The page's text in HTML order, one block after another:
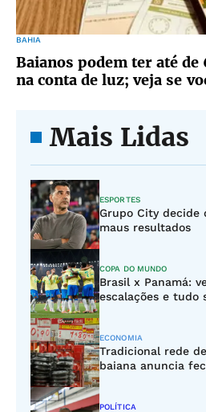
BAHIA
Baianos podem ter até de
na conta de luz; veja se
Mais Lidas
ESPORTES
Grupo City decide
maus resultados
COPA DO MUNDO
Brasil x Panamá:
escalações e tudo
ECONOMIA
Tradicional rede
baiana anuncia
POLÍTICA